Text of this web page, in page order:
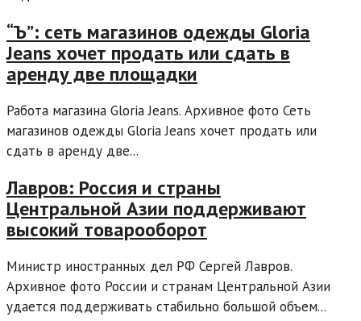
“Ъ”: сеть магазинов одежды Gloria
Jeans хочет продать или сдать в
аренду две площадки
Работа магазина Gloria Jeans. Архивное фото Сеть
магазинов одежды Gloria Jeans хочет продать или
сдать в аренду две...
Лавров: Россия и страны
Центральной Азии поддерживают
высокий товарооборот
Министр иностранных дел РФ Сергей Лавров.
Архивное фото России и странам Центральной Азии
удается поддерживать стабильно большой объем...